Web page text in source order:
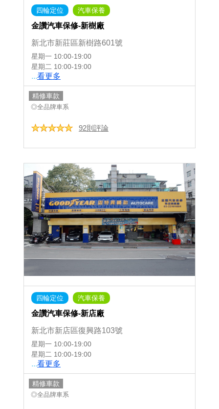
四輪定位 汽車保養
金讚汽車保修-新樹廠
新北市新莊區新樹路601號
星期一 10:00-19:00
星期二 10:00-19:00
...看更多
精修車款
◎全品牌車系
92則評論
四輪定位 汽車保養
金讚汽車保修-新店廠
新北市新店區復興路103號
星期一 10:00-19:00
星期二 10:00-19:00
...看更多
精修車款
◎全品牌車系